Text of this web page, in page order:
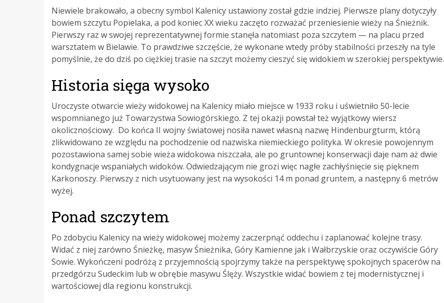
Niewiele brakowało, a obecny symbol Kalenicy ustawiony został gdzie indziej. Pierwsze plany dotyczyły
bowiem szczytu Popielaka, a pod koniec XX wieku zaczęto rozważać przeniesienie wieży na Śnieżnik.
Pierwszy raz w swojej reprezentatywnej formie stanęła natomiast poza szczytem — na placu przed
warsztatem w Bielawie. To prawdziwe szczęście, że wykonane wtedy próby stabilności przeszły na tyle
pomyślnie, że do dziś po ciężkiej trasie na szczyt możemy cieszyć się widokiem w szerokiej perspektywie.
Historia sięga wysoko
Uroczyste otwarcie wieży widokowej na Kalenicy miało miejsce w 1933 roku i uświetniło 50-lecie
wspomnianego już Towarzystwa Sowiogórskiego. Z tej okazji powstał też wyjątkowy wiersz
okolicznościowy. Do końca II wojny światowej nosiła nawet własną nazwę Hindenburgturm, którą
zlikwidowano ze względu na pochodzenie od nazwiska niemieckiego polityka. W okresie powojennym
pozostawiona samej sobie wieża widokowa niszczała, ale po gruntownej konserwacji daje nam aż dwie
kondygnacje wspaniałych widoków. Odwiedzającym nie grozi więc nagłe zachłyśnięcie się pięknem
Karkonoszy. Pierwszy z nich usytuowany jest na wysokości 14 m ponad gruntem, a następny 6 metrów
wyżej.
Ponad szczytem
Po zdobyciu Kalenicy na wieży widokowej możemy zaczerpnąć oddechu i zaplanować kolejne trasy.
Widać z niej zarówno Śnieżkę, masyw Śnieżnika, Góry Kamienne jak i Wałbrzyskie oraz oczywiście Góry
Sowie. Wykończeni podróżą z przyjemnością spojrzymy także na perspektywę spokojnych spacerów na
przedgórzu Sudeckim lub w obrębie masywu Ślęży. Wszystkie widać bowiem z tej modernistycznej i
wartościowej dla regionu konstrukcji.